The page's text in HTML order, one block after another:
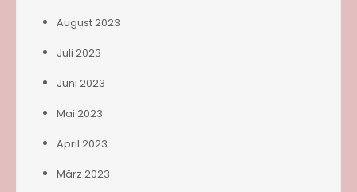
August 2023
Juli 2023
Juni 2023
Mai 2023
April 2023
März 2023